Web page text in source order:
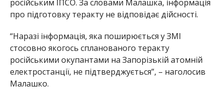
російським ІПСО. За словами Малашка, інформація
про підготовку теракту не відповідає дійсності.
“Наразі інформація, яка поширюється у ЗМІ
стосовно якогось спланованого теракту
російськими окупантами на Запорізькій атомній
електростанції, не підтверджується”, – наголосив
Малашко.